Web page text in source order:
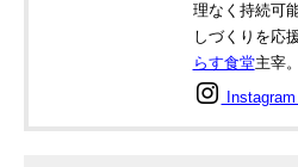
理なく持続可
しづくりを応
らす食堂主宰。
Instagram